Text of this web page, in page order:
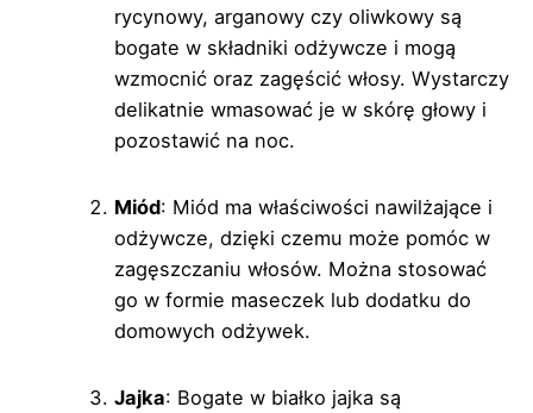
rycynowy, arganowy czy oliwkowy są
bogate w składniki odżywcze i mogą
wzmocnić oraz zagęścić włosy. Wystarczy
delikatnie wmasować je w skórę głowy i
pozostawić na noc.
Miód: Miód ma właściwości nawilżające i
odżywcze, dzięki czemu może pomóc w
zagęszczaniu włosów. Można stosować
go w formie maseczek lub dodatku do
domowych odżywek.
Jajka: Bogate w białko jajka są